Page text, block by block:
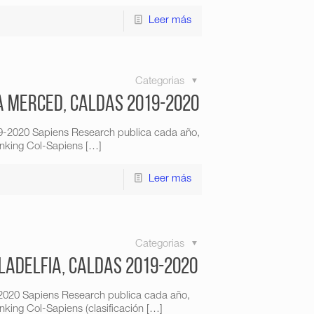
Leer más
Categorias
Caldas 2019-2020
Sapiens Research publica cada año,
Col-Sapiens[…]
Leer más
Categorias
Caldas 2019-2020
Sapiens Research publica cada año,
Col-Sapiens (clasificación[…]